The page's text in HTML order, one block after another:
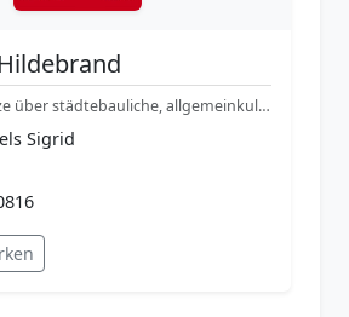
Kritische Aufsätze über städtebauliche, allgemeinkulturelle und künstlerische Fragen
Sigrid